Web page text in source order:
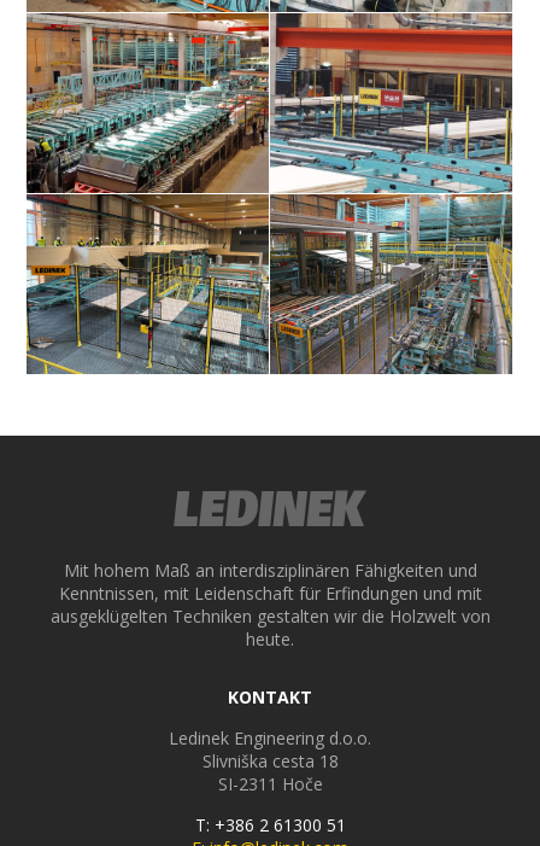
Hobelmeister beim Feintuning Die SPS-Flüsterer
X-Press im Doppelpack Gute Partnerschaft
Mit hohem Maß an interdisziplinären Fähigkeiten und
Kenntnissen, mit Leidenschaft für Erfindungen und mit
ausgeklügelten Techniken gestalten wir die Holzwelt von
heute.
KONTAKT
Ledinek Engineering d.o.o.
Slivniška cesta 18
SI-2311 Hoče
T: +386 2 61300 51